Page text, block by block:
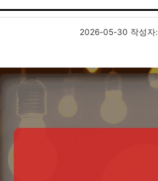
2026-05-30 작성자: